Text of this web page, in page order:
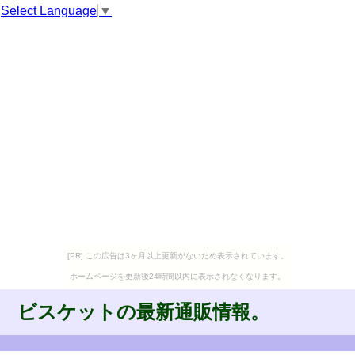
Select Language ▼
[PR] この広告は3ヶ月以上更新がないため表示されています。
ホームページを更新後24時間以内に表示されなくなります。
ビスケットの最新通販情報。